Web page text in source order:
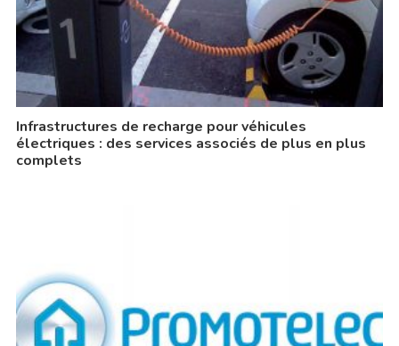
Infrastructures de recharge pour véhicules
électriques : des services associés de plus en plus
complets